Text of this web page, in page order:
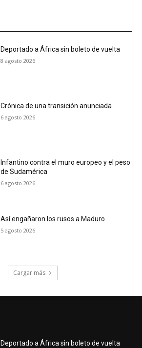
Deportado a África sin boleto de vuelta
8 agosto 2026
Crónica de una transición anunciada
6 agosto 2026
Infantino contra el muro europeo y el peso
de Sudamérica
6 agosto 2026
Así engañaron los rusos a Maduro
5 agosto 2026
Cargar más
Deportado a África sin boleto de vuelta